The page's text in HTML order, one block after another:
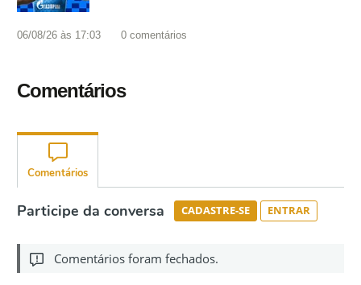
06/08/26 às 17:03 0 comentários
Comentários